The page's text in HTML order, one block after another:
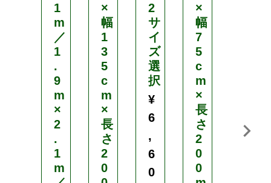
1
m
／
1
.
9
m
×
2
.
1
m
×
幅
1
3
5
c
m
×
長
さ
2
0
2
サ
イ
ズ
選
択
¥
6
,
6
0
×
幅
7
5
c
m
×
長
さ
2
0
0
ワ